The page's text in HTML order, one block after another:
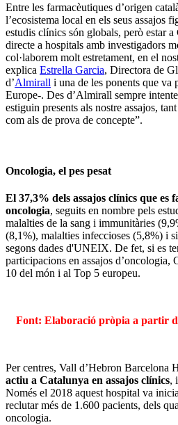
Entre les farmacèutiques d’origen
l’ecosistema local en els seus assajos
estudis clínics són globals, però estar a
directe a hospitals amb investigadors
col·laborem molt estretament, en el
explica Estrella Garcia, Directora de
d’Almirall i una de les ponents que
Europe-. Des d’Almirall sempre
estiguin presents als nostre assajos,
com als de prova de concepte”.
Oncologia, el pes pesat
El 37,3% dels assajos clínics que es
oncologia, seguits en nombre pels
malalties de la sang i immunitàries
(8,1%), malalties infeccioses (5,8%) i
segons dades d'UNEIX. De fet, si es
participacions en assajos d’oncologia,
10 del món i al Top 5 europeu.
Font: Elaboració pròpia a partir
Per centres, Vall d’Hebron Barcelona
actiu a Catalunya en assajos clínics,
Només el 2018 aquest hospital va
reclutar més de 1.600 pacients, dels
oncologia.